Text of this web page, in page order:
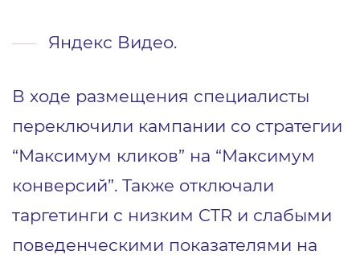
Яндекс Видео.
В ходе размещения специалисты
переключили кампании со стратегии
“Максимум кликов” на “Максимум
конверсий”. Также отключали
таргетинги с низким CTR и слабыми
поведенческими показателями на